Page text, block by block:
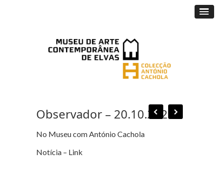
Observador – 20.10.2021
No Museu com António Cachola
Notícia – Link